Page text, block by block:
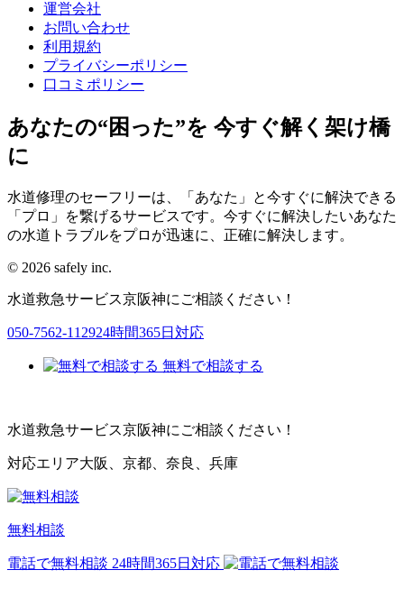
運営会社
お問い合わせ
利用規約
プライバシーポリシー
口コミポリシー
あなたの“困った”を 今すぐ解く架け橋
に
水道修理のセーフリーは、「あなた」と今すぐに解決できる
「プロ」を繋げるサービスです。今すぐに解決したいあなた
の水道トラブルをプロが迅速に、正確に解決します。
© 2026 safely inc.
水道救急サービス京阪神にご相談ください！
050-7562-112924時間365日対応
無料で相談する
水道救急サービス京阪神にご相談ください！
対応エリア大阪、京都、奈良、兵庫
無料相談
電話で無料相談 24時間365日対応